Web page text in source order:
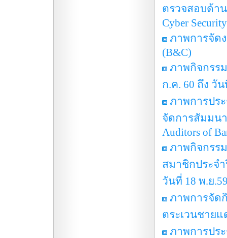
ตรวจสอบด้าน
Cyber
ภาพการจัดง
(B&C)
ภาพกิจกรร
ก.ค. 60 ถึง วั
ภาพการปร
จัดการสัมมนา
Auditors of
ภาพกิจกรร
สมาชิกประจ
วันที่ 18 พ.ย
ภาพการจัด
ตระเวนชาย
ภาพการปร